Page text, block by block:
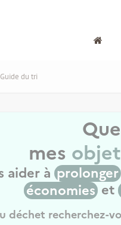
Guide du tri